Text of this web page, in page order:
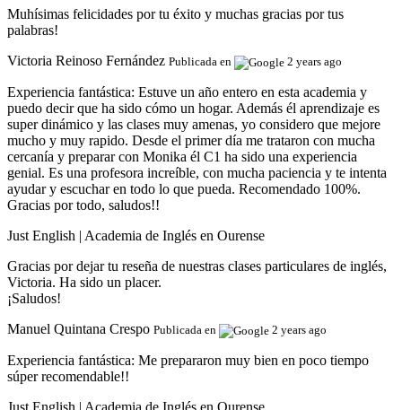
Muhísimas felicidades por tu éxito y muchas gracias por tus
palabras!
Victoria Reinoso Fernández Publicada en 2 years ago
Experiencia fantástica: Estuve un año entero en esta academia y
puedo decir que ha sido cómo un hogar. Además él aprendizaje es
super dinámico y las clases muy amenas, yo considero que mejore
mucho y muy rapido. Desde el primer día me trataron con mucha
cercanía y preparar con Monika él C1 ha sido una experiencia
genial. Es una profesora increíble, con mucha paciencia y te intenta
ayudar y escuchar en todo lo que pueda. Recomendado 100%.
Gracias por todo, saludos!!
Just English | Academia de Inglés en Ourense
Gracias por dejar tu reseña de nuestras clases particulares de inglés,
Victoria. Ha sido un placer.
¡Saludos!
Manuel Quintana Crespo Publicada en 2 years ago
Experiencia fantástica: Me prepararon muy bien en poco tiempo
súper recomendable!!
Just English | Academia de Inglés en Ourense